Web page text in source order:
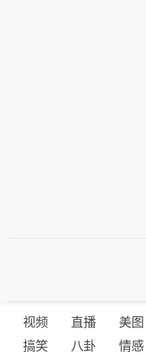
视频 直播 美图
搞笑
八卦 情感